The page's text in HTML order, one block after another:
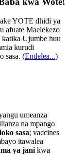
YOTE dhidi ya
Maelekezo
katika Ujumbe huu
kurudi
sasa. (Endelea...)
umeanza
na mpango
sasa; vaccines
itawalea
ya jani kwa